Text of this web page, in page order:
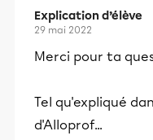
Explication d’élève
29 mai 2022
Merci pour ta
Tel qu'expliqué
d'Alloprof...